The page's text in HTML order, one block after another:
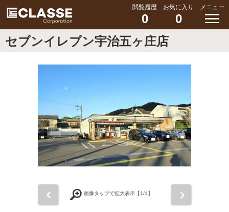
閲覧履歴
0
お気に入り
0
メニュー
セブンイレブン宇治五ヶ庄店
画像タップで拡大表示【1/1】